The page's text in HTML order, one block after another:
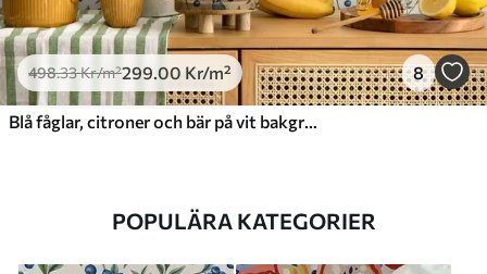
498.33Kr/m²299.00 Kr/m² 8
Blå fåglar, citroner och bär på vit bakgrund
POPULÄRA KATEGORIER